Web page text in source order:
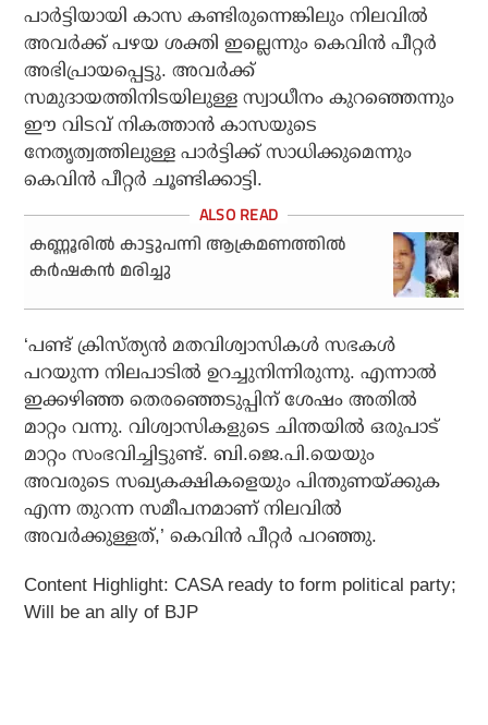
പാര്‍ട്ടിയായി കാസ കണ്ടിരുന്നെങ്കിലും നിലവില്‍
അവര്‍ക്ക് പഴയ ശക്തി ഇല്ലെന്നും കെവിന്‍ പീറ്റര്‍
അഭിപ്രായപ്പെട്ടു. അവര്‍ക്ക്
സമുദായത്തിനിടയിലുള്ള സ്വാധീനം കുറഞ്ഞെന്നും
ഈ വിടവ് നികത്താന്‍ കാസയുടെ
നേതൃത്വത്തിലുള്ള പാര്‍ട്ടിക്ക് സാധിക്കുമെന്നും
കെവിന്‍ പീറ്റര്‍ ചൂണ്ടിക്കാട്ടി.
കണ്ണൂരില്‍ കാട്ടുപന്നി ആക്രമണത്തില്‍
കര്‍ഷകന്‍ മരിച്ചു
‘പണ്ട് ക്രിസ്ത്യന്‍ മതവിശ്വാസികള്‍ സഭകള്‍
പറയുന്ന നിലപാടില്‍ ഉറച്ചുനിന്നിരുന്നു. എന്നാല്‍
ഇക്കഴിഞ്ഞ തെരഞ്ഞെടുപ്പിന് ശേഷം അതില്‍
മാറ്റം വന്നു. വിശ്വാസികളുടെ ചിന്തയില്‍ ഒരുപാട്
മാറ്റം സംഭവിച്ചിട്ടുണ്ട്. ബി.ജെ.പി.യെയും
അവരുടെ സഖ്യകക്ഷികളെയും പിന്തുണയ്ക്കുക
എന്ന തുറന്ന സമീപനമാണ് നിലവില്‍
അവര്‍ക്കുള്ളത്,’ കെവിന്‍ പീറ്റര്‍ പറഞ്ഞു.
Content Highlight: CASA ready to form political party;
Will be an ally of BJP